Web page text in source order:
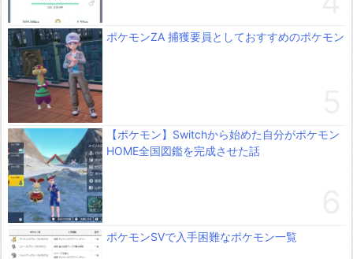
ポケモンZA 捕獲要員としておすすめのポケモン
【ポケモン】Switchから始めた自分がポケモン
HOME全国図鑑を完成させた話
ポケモンSVで入手困難なポケモン一覧